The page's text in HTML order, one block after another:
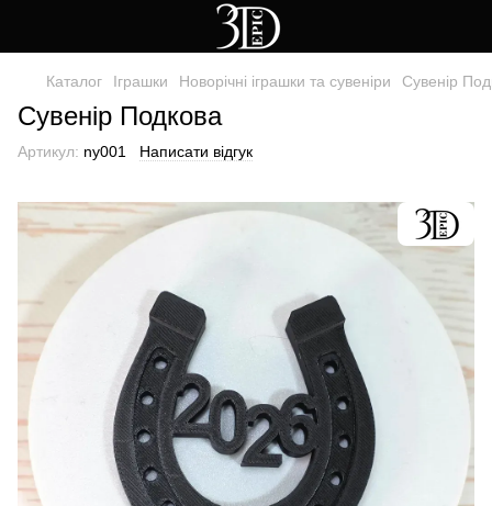
Каталог Іграшки Новорічні іграшки та сувеніри Сувенір
Сувенір Подкова
Артикул: ny001 Написати відгук